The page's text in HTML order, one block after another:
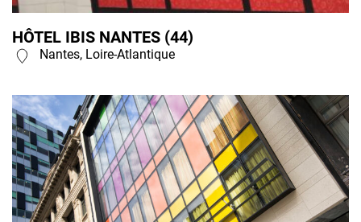
HÔTEL IBIS NANTES (44)
Nantes, Loire-Atlantique